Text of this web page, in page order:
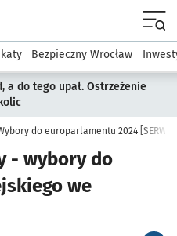
podserwis: Dla mieszkańca
Bezpieczny Wrocław
a do tego upał. Ostrzeżenie
do europarlamentu 2024 [SERWIS
- wybory do
we